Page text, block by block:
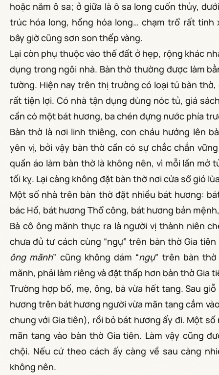
hoặc năm ô sa; ở giữa là ô sa long cuốn thủy,
trúc hóa long, hồng hóa long… chạm trổ rất tinh
bây giờ cũng sơn son thếp vàng.
Lại còn phụ thuộc vào thế đất ở hẹp, rộng khác
dụng trong ngôi nhà. Bàn thờ thường được làm
tường. Hiện nay trên thị trường có loại tủ bàn
rất tiện lợi. Có nhà tận dụng dùng nóc tủ, giá
cần có một bát hương, ba chén đựng nước phía
Bàn thờ là nơi linh thiêng, con cháu hướng lên
yên vị, bởi vậy bàn thờ cần có sự chắc chắn
quần áo làm bàn thờ là không nên, vì mỗi lần mở
tối kỵ. Lại càng không đặt bàn thờ nơi cửa sổ gió
Một số nhà trên bàn thờ đặt nhiều bát hương:
bác Hồ, bát hương Thổ công, bát hương bản
Bà cô ông mãnh thực ra là người vị thành niên
chưa đủ tư cách cùng “ngự” trên bàn thờ Gia
ông mãnh” cũng không dám “ngự” trên bàn
mãnh, phải làm riêng và đặt thấp hơn bàn thờ Gia
Trường hợp bố, mẹ, ông, bà vừa hết tang. Sau
hương trên bát hương người vừa mãn tang cắm
chung với Gia tiên), rồi bỏ bát hương ấy đi. Một
mãn tang vào bàn thờ Gia tiên. Làm vậy cũng
chội. Nếu cứ theo cách ấy càng về sau càng
không nên.